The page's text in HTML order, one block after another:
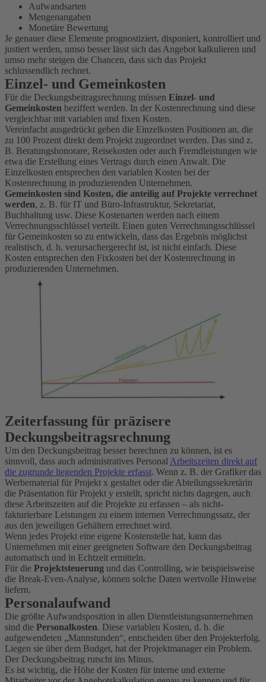
Aufwandsarten
Mengenangaben
Monetäre Bewertung
Je genauer diese Elemente prognostiziert, disponiert, kontrolliert und
justiert werden, umso besser lässt sich das Angebot kalkulieren und
umso mehr steigen die Chancen, dass sich das Projekt
schlussendlich rechnet.
Einzel- und Gemeinkosten
Für die Deckungsbeitragsrechnung müssen Einzel- und
Gemeinkosten beziffert werden. In der Kostenrechnung sind diese
vergleichbar mit variablen und fixen Kosten.
Vereinfacht ausgedrückt geben die Einzelkosten Positionen an, die
zu 100 Prozent direkt dem Projekt zugeordnet werden. Das sind z.
B. Beratungshonorare, Reisekosten oder auch Fremdleistungen wie
etwa die Erstellung eines Vertrags durch einen Anwalt. Die
Einzelkosten entsprechen den variablen Kosten bei der
Kostenrechnung in produzierenden Unternehmen.
Gemeinkosten sind Kosten, die anteilig auf Projekte verrechnet
werden, z. B. für IT und Büro-Infrastruktur, Sekretariat,
Buchhaltung usw. Diese Kostenarten werden nach einem
Verrechnungsschlüssel verteilt. Einen guten Verrechnungsschlüssel
für Gemeinkosten so zu entwickeln, dass das Ergebnis möglichst
realistisch, d. h. verursachergerecht ist, ist nicht einfach. Diese
Kosten entsprechen den Fixkosten bei der Kostenrechnung in
produzierenden Unternehmen.
Zeiterfassung für präzisere
Deckungsbeitragsrechnung
Um den Deckungsbeitrag besser berechnen zu können, ist es
sinnvoll, dass auch administratives Personal Arbeitszeiten direkt auf
die zugrunde liegenden Projekte erfasst. Wenn z. B. der Grafiker das
Werbematerial für Projekt x gestaltet oder die Abteilungssekretärin
die Präsentation für Projekt y erstellt, spricht nichts dagegen, auch
diese Arbeitszeiten auf die Projekte zu erfassen – als nicht-
fakturierbare Leistungen zu einem internen Verrechnungssatz, der
aus den jeweiligen Gehältern errechnet wird.
Wenn jedes Projekt eine eigene Kostenstelle hat, kann das
Unternehmen mit einer geeigneten Software den Deckungsbeitrag
automatisch und in Echtzeit ermitteln.
Für die Projektsteuerung und das Controlling, wie beispielsweise
die Break-Even-Analyse, können solche Daten wertvolle Hinweise
liefern.
Personalaufwand
Die größte Aufwandsposition in allen Dienstleistungsunternehmen
sind die Personalkosten. Diese variablen Kosten, d. h. die
aufgewendeten „Mannstunden“, entscheiden über den Projekterfolg.
Liegen sie über dem Budget, hat der Projektmanager ein Problem.
Der Deckungsbeitrag rutscht ins Minus.
Es ist wichtig, die Höhe der Kosten für interne und externe